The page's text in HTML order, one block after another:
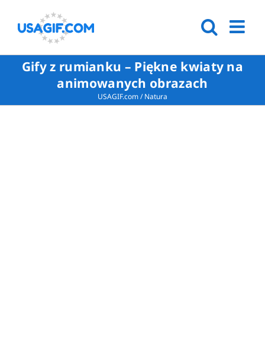
Gify z rumianku – Piękne kwiaty na
animowanych obrazach
USAGIF.com/Natura